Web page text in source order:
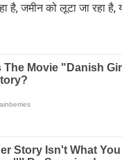
जमीन को लूटा जा रहा है,